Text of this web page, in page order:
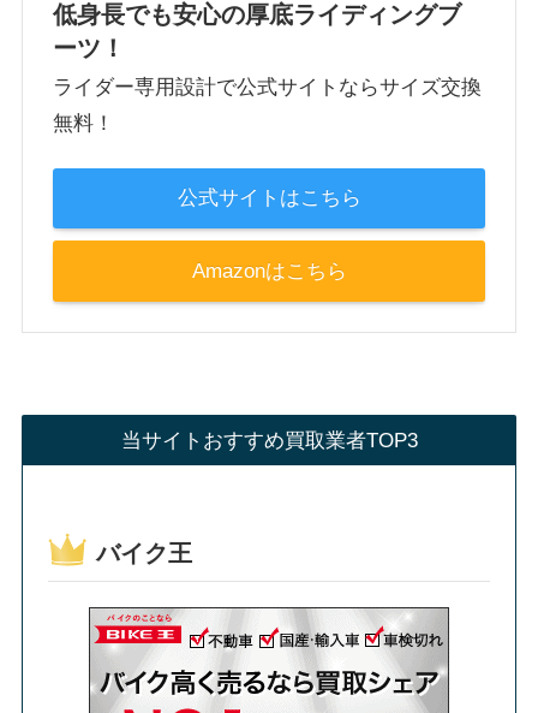
低身長でも安心の厚底ライディングブ
ーツ！
ライダー専用設計で公式サイトならサイズ交換
無料！
公式サイトはこちら
Amazonはこちら
当サイトおすすめ買取業者TOP3
バイク王